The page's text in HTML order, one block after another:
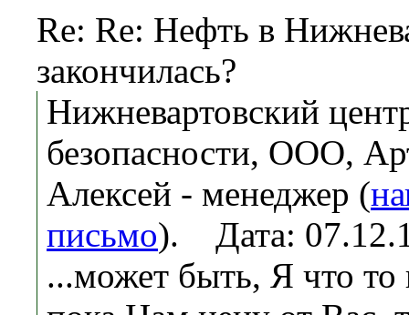
Re: Re: Нефть в
закончилась?
Нижневартовский
безопасности, ООО,
Алексей - менеджер (
письмо). Дата:
...может быть, Я что